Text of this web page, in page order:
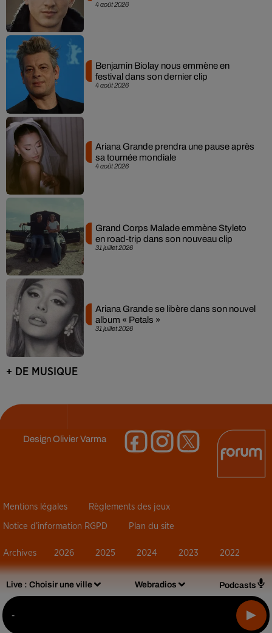
Live : Choisir une ville Webradios Podcasts
-
4 août 2026
4 août 2026
Benjamin Biolay nous emmène en
festival dans son dernier clip
4 août 2026
Ariana Grande prendra une pause après
sa tournée mondiale
31 juillet 2026
Grand Corps Malade emmène Styleto
en road-trip dans son nouveau clip
31 juillet 2026
Ariana Grande se libère dans son nouvel
album « Petals »
+ DE MUSIQUE
DesignOlivier Varma
Mentions légales Règlements des jeux
Notice d’information RGPD Plan du site
Archives 2026 2025 2024 2023 2022